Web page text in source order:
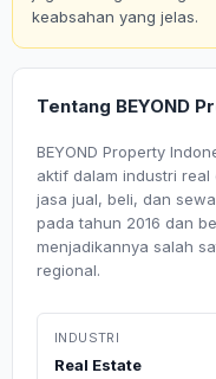
keabsahan yang jelas.
Tentang BEYOND
BEYOND Property
aktif dalam industri
jasa jual, beli, dan
pada tahun 2016 dan
menjadikannya salah
regional.
INDUSTRI
Real Estate